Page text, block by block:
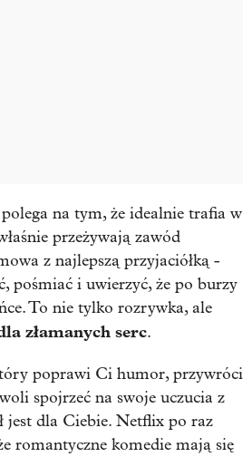
na tym, że idealnie trafia w
przeżywają zawód
z najlepszą przyjaciółką -
pośmiać i uwierzyć, że po burzy
To nie tylko rozrywka, ale
złamanych serc.
poprawi Ci humor, przywróci
spojrzeć na swoje uczucia z
jest dla Ciebie. Netflix po raz
romantyczne komedie mają się